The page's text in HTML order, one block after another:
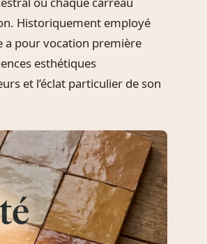
Historiquement employé
a pour vocation première
esthétiques
et l’éclat particulier de son